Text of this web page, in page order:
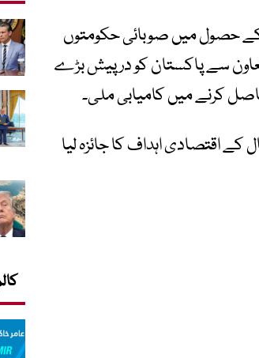
حصول میں صوبائی حکومتوں
سے پاکستان کو درپیش بڑے
کرنے میں کامیابی ملی۔
اقتصادی اہداف کا جائزہ لیا